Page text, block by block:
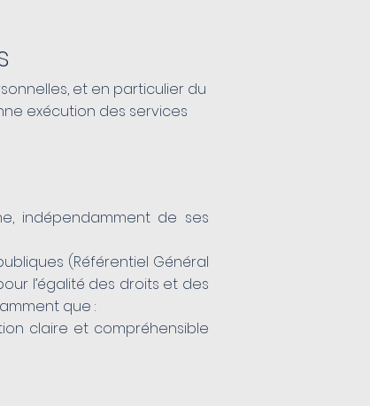
et en particulier du
exécution des services
indépendamment de ses
(Référentiel Général
l’égalité des droits et des
que :
claire et compréhensible